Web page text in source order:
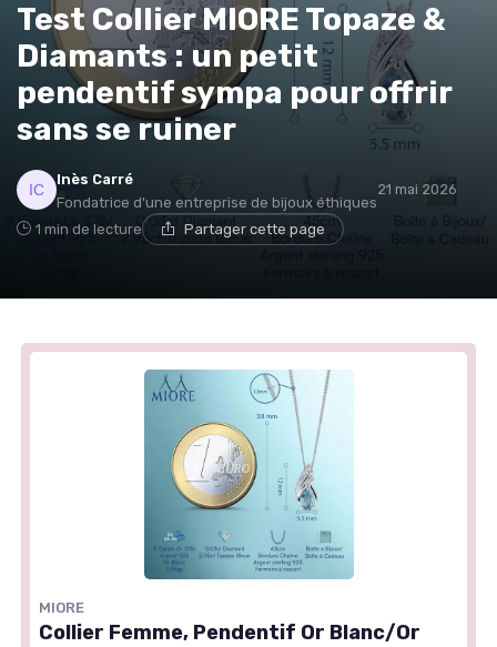
Test Collier MIORE Topaze &
Diamants : un petit
pendentif sympa pour offrir
sans se ruiner
Inès Carré
Fondatrice d'une entreprise de bijoux éthiques
21 mai 2026
1 min de lecture Partager cette page
MIORE
Collier Femme, Pendentif Or Blanc/Or